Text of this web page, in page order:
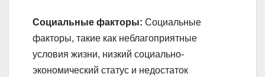
Социальные факторы: Социальные
факторы, такие как неблагоприятные
условия жизни, низкий социально-
экономический статус и недостаток